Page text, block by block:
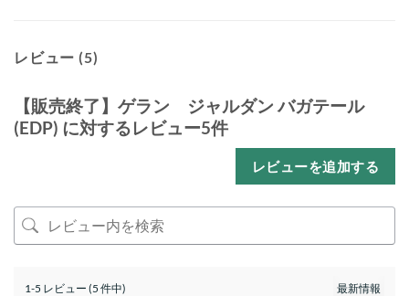
レビュー (5)
【販売終了】ゲラン ジャルダン バガテール
(EDP) に対するレビュー5件
レビューを追加する
1-5 レビュー (5 件中)